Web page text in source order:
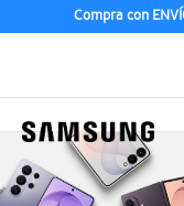
Compra con